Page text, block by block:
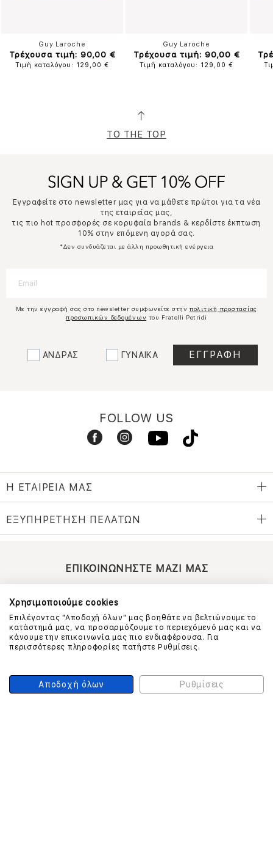
Guy Laroche
Τρέχουσα τιμή: 90,00 €
Τιμή καταλόγου: 129,00 €
Guy Laroche
Τρέχουσα τιμή: 90,00 €
Τιμή καταλόγου: 129,00 €
TO THE TOP
Εγγραφείτε στο newsletter μας για να μάθετε πρώτοι για τα νέα
της εταιρείας μας,
τις πιο hot προσφορές σε κορυφαία brands & κερδίστε έκπτωση
10% στην επόμενη αγορά σας.
*Δεν συνδυάζεται με άλλη προωθητική ενέργεια
Με την εγγραφή σας στο newsletter συμφωνείτε στην πολιτική προστασίας
προσωπικών δεδομένων του Fratelli Petridi
ΑΝΔΡΑΣ ΓΥΝΑΙΚΑ
FOLLOW US
Η ΕΤΑΙΡΕΙΑ ΜΑΣ
ΕΞΥΠΗΡΕΤΗΣΗ ΠΕΛΑΤΩΝ
ΕΠΙΚΟΙΝΩΝΗΣΤΕ ΜΑΖΙ ΜΑΣ
210 999 4510
(Χρεώση μια αστική μονάδα από σταθερό)
ΑΣΦΑΛΕΙΑ ΣΥΝΑΛΛΑΓΩΝ
Χρησιμοποιούμε cookies
Επιλέγοντας "Αποδοχή όλων" μας βοηθάτε να βελτιώνουμε το
κατάστημά μας, να προσαρμόζουμε το περιεχόμενό μας και να
κάνουμε την επικοινωνία μας πιο ενδιαφέρουσα. Για
περισσότερες πληροφορίες πατήστε Ρυθμίσεις.
Αποδοχή όλων Ρυθμίσεις